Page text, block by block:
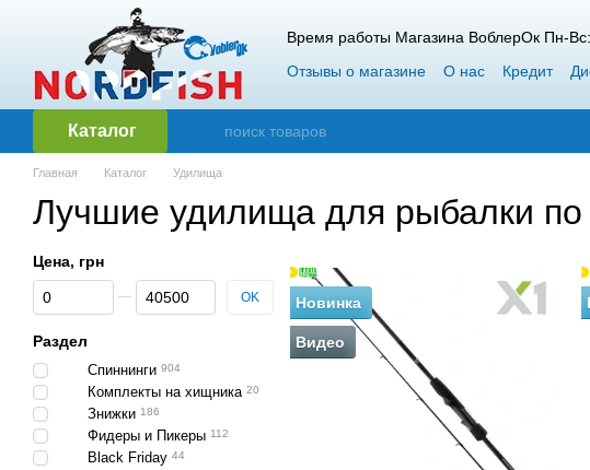
Перейти к основному контенту
Время работы Магазина ВоблерОк Пн-
Отзывы о магазине
О нас Кредит
Каталог
Главная Каталог Удилища
Лучшие удилища для рыбалки по
Новинка
Видео
Цена, грн
От Цена, грн
До Цена, грн OK
Раздел
Спиннинги 904
Комплекты на хищника 20
Знижки 186
Фидеры и Пикеры 112
Black Friday 44